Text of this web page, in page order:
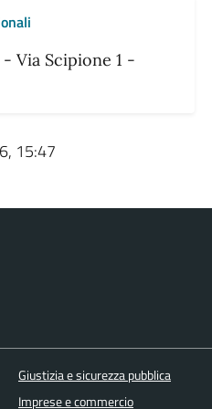
Via Scipione 1 -
15:47
Giustizia e sicurezza pubblica
Imprese e commercio